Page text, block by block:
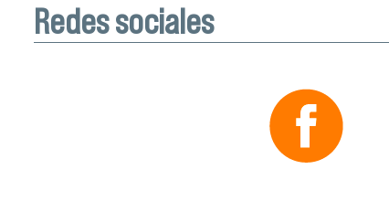
Redes sociales